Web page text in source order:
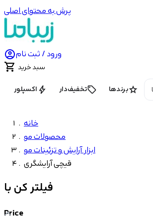
پرش به محتوای اصلی
ورود / ثبت نام
 سبد خرید
starبرندها local_offerتخفیف‌دار boltاکسپلور
خانه
محصولات مو
ابزار آرایش و تزئینات مو
قیچی آرایشگری
فیلتر کن با
Price